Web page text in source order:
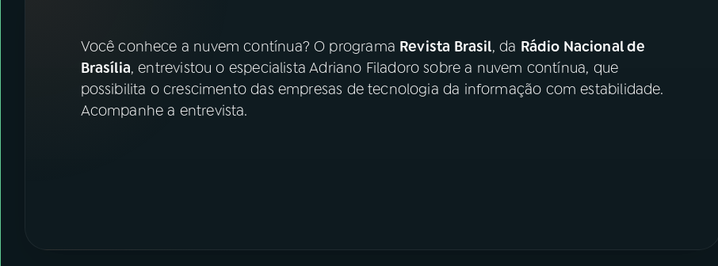
FESTIVAL DE MÚSICA
ACOMPANHE A RÁDIO NACIONAL
Você conhece a nuvem contínua? O programa Revista Brasil, da Rádio Nacional de
Brasília, entrevistou o especialista Adriano Filadoro sobre a nuvem contínua, que
possibilita o crescimento das empresas de tecnologia da informação com estabilidade.
Acompanhe a entrevista.